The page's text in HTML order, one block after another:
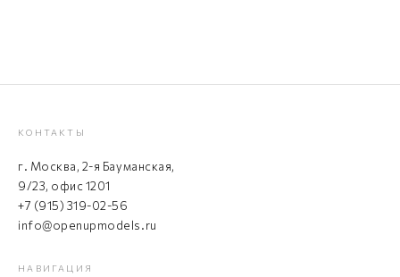
КОНТАКТЫ
г. Москва, 2-я Бауманская,
9/23, офис 1201
+7 (915) 319-02-56
info@openupmodels.ru
НАВИГАЦИЯ